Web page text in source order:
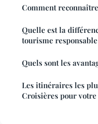
Comment
Quelle est la
tourisme
Quels sont les
Les itinéraires les
Croisières pour